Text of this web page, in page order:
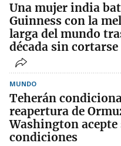
Una mujer india
Guinness con la
larga del mundo
década sin cortarse
MUNDO
Teherán
reapertura de
Washington acepte
condiciones